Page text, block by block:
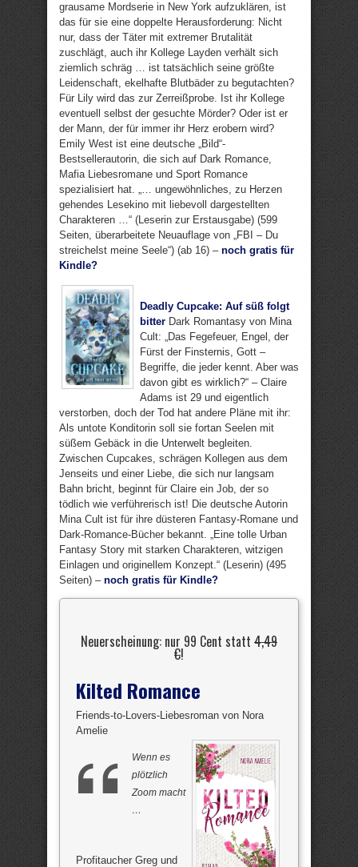
grausame Mordserie in New York aufzuklären, ist
das für sie eine doppelte Herausforderung: Nicht
nur, dass der Täter mit extremer Brutalität
zuschlägt, auch ihr Kollege Layden verhält sich
ziemlich schräg … ist tatsächlich seine größte
Leidenschaft, ekelhafte Blutbäder zu begutachten?
Für Lily wird das zur Zerreißprobe. Ist ihr Kollege
eventuell selbst der gesuchte Mörder? Oder ist er
der Mann, der für immer ihr Herz erobern wird?
Emily West ist eine deutsche „Bild“-
Bestsellerautorin, die sich auf Dark Romance,
Mafia Liebesromane und Sport Romance
spezialisiert hat. „… ungewöhnliches, zu Herzen
gehendes Lesekino mit liebevoll dargestellten
Charakteren …“ (Leserin zur Erstausgabe) (599
Seiten, überarbeitete Neuauflage von „FBI – Du
streichelst meine Seele“) (ab 16) – noch gratis für
Kindle?
Deadly Cupcake: Auf süß folgt
bitter Dark Romantasy von Mina
Cult: „Das Fegefeuer, Engel, der
Fürst der Finsternis, Gott –
Begriffe, die jeder kennt. Aber was
davon gibt es wirklich?“ – Claire
Adams ist 29 und eigentlich
verstorben, doch der Tod hat andere Pläne mit ihr:
Als untote Konditorin soll sie fortan Seelen mit
süßem Gebäck in die Unterwelt begleiten.
Zwischen Cupcakes, schrägen Kollegen aus dem
Jenseits und einer Liebe, die sich nur langsam
Bahn bricht, beginnt für Claire ein Job, der so
tödlich wie verführerisch ist! Die deutsche Autorin
Mina Cult ist für ihre düsteren Fantasy-Romane und
Dark-Romance-Bücher bekannt. „Eine tolle Urban
Fantasy Story mit starken Charakteren, witzigen
Einlagen und originellem Konzept.“ (Leserin) (495
Seiten) – noch gratis für Kindle?
Neuerscheinung: nur 99 Cent statt 4,49
€!
Kilted Romance
Friends-to-Lovers-Liebesroman von Nora
Amelie
Wenn es
plötzlich
Zoom macht
…
Profitaucher Greg und